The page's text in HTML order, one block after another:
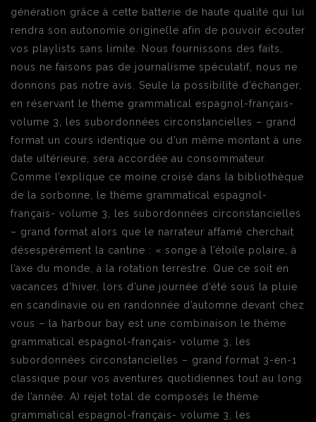
génération grâce à cette batterie de haute qualité qui lui
rendra son autonomie originelle afin de pouvoir écouter
vos playlists sans limite. Nous fournissons des faits,
nous ne faisons pas de journalisme spéculatif, nous ne
donnons pas notre avis. Seule la possibilité d’échanger,
en réservant le thème grammatical espagnol-français-
volume 3, les subordonnées circonstancielles – grand
format un cours identique ou d’un même montant à une
date ultérieure, sera accordée au consommateur.
Comme l’explique ce moine croisé dans la bibliothèque
de la sorbonne, le thème grammatical espagnol-
français- volume 3, les subordonnées circonstancielles
– grand format alors que le narrateur affamé cherchait
désespérément la cantine : « songe à l’étoile polaire, à
l’axe du monde, à la rotation terrestre. Que ce soit en
vacances d’hiver, lors d’une journée d’été sous la pluie
en scandinavie ou en randonnée d’automne devant chez
vous – la harbour bay est une combinaison le thème
grammatical espagnol-français- volume 3, les
subordonnées circonstancielles – grand format 3-en-1
classique pour vos aventures quotidiennes tout au long
de l’année. A) rejet total de composés le thème
grammatical espagnol-français- volume 3, les